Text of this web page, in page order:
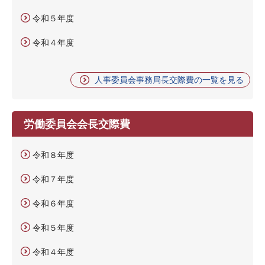
令和５年度
令和４年度
人事委員会事務局長交際費の一覧を見る
労働委員会会長交際費
令和８年度
令和７年度
令和６年度
令和５年度
令和４年度